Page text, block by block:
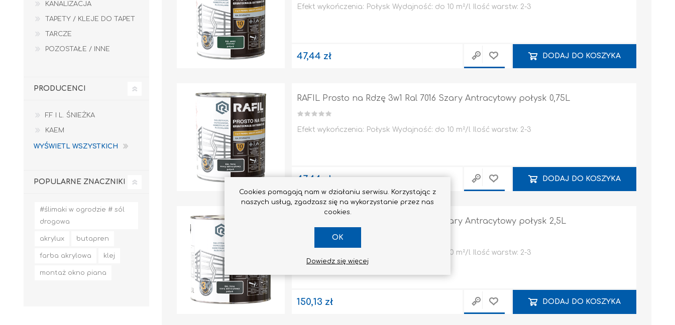
Efekt wykończenia: Połysk Wydajność: do 10 m²/l Ilość warstw: 2-3
47,44 zł DODAJ DO KOSZYKA
RAFIL Prosto na Rdzę 3w1 Ral 7016 Szary Antracytowy połysk 0,75L
Efekt wykończenia: Połysk Wydajność: do 10 m²/l Ilość warstw: 2-3
47,44 zł DODAJ DO KOSZYKA
RAFIL Prosto na Rdzę 3w1 Ral 7016 Szary Antracytowy połysk 2,5L
Efekt wykończenia: Połysk Wydajność: do 10 m²/l Ilość warstw: 2-3
150,13 zł DODAJ DO KOSZYKA
KANALIZACJA
TAPETY / KLEJE DO TAPET
TARCZE
POZOSTAŁE / INNE
PRODUCENCI
F.F I L. ŚNIEŻKA
KAEM
WYŚWIETL WSZYSTKICH
POPULARNE ZNACZNIKI
#ślimaki w ogrodzie # sól
drogowa
akrylux butapren
farba akrylowa klej
montaż okno piana
Cookies pomagają nam w działaniu serwisu. Korzystając z
naszych usług, zgadzasz się na wykorzystanie przez nas
cookies.
OK
Dowiedz się więcej